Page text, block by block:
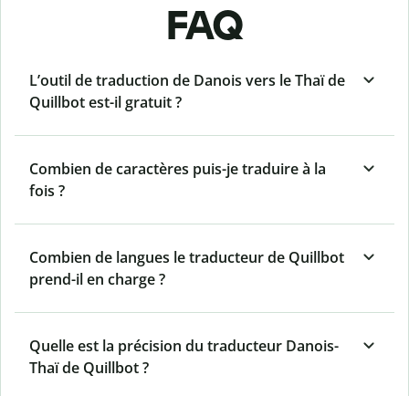
FAQ
L’outil de traduction de Danois vers le Thaï de
Quillbot est-il gratuit ?
Combien de caractères puis-je traduire à la
fois ?
Combien de langues le traducteur de Quillbot
prend-il en charge ?
Quelle est la précision du traducteur Danois-
Thaï de Quillbot ?